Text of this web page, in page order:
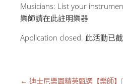
Musicians: List your
樂師請在此註明樂器
Application closed. 此活動已
← 迪士尼樂園精英甄選【樂師